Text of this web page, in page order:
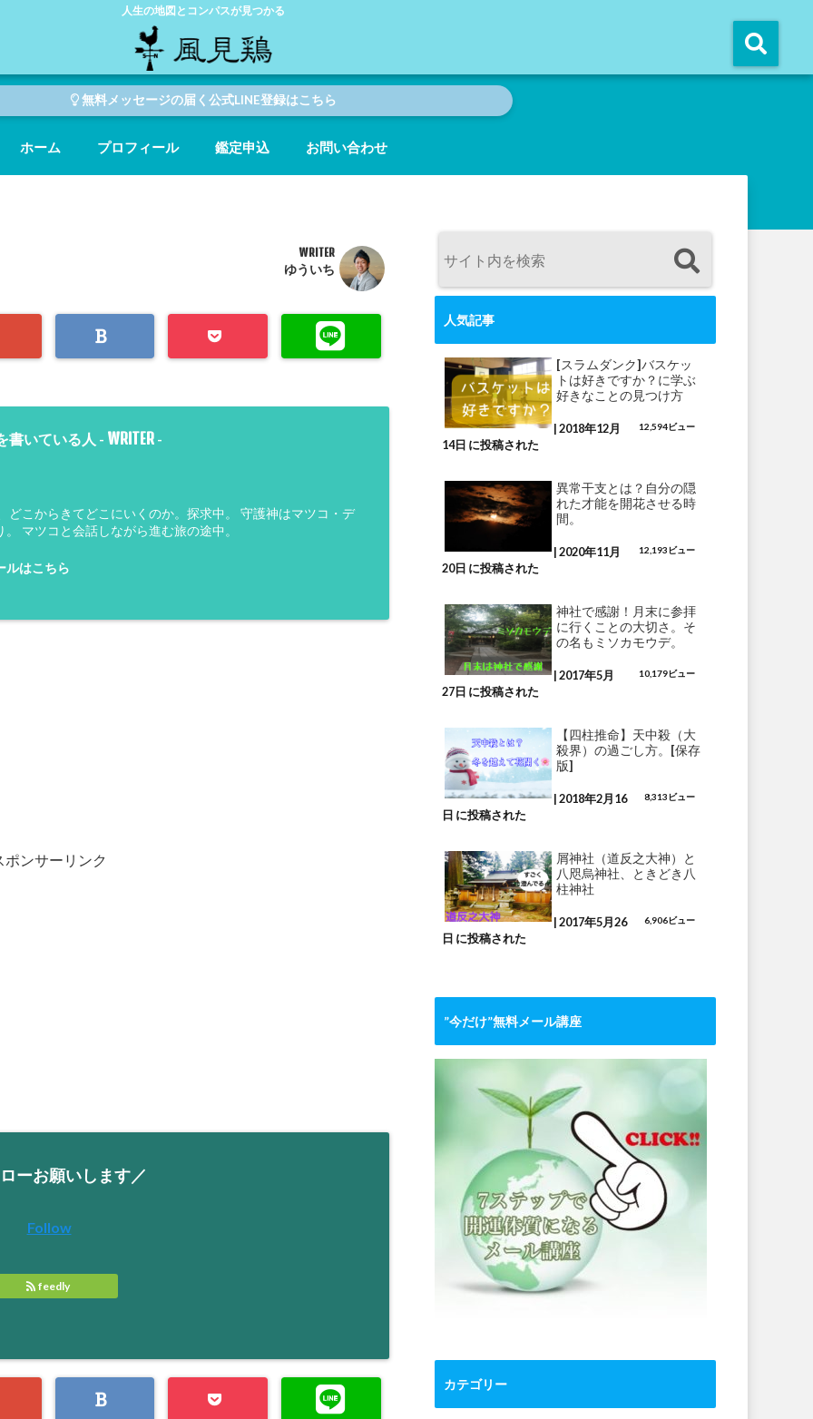
人生の地図とコンパスが見つかる
無料メッセージの届く公式LINE登録はこちら
ホーム プロフィール 鑑定申込 お問い合わせ
WRITER
ゆういち
書いている人 - WRITER-
どこからきてどこにいくのか。探求中。 守護神はマツコ・デ
マツコと会話しながら進む旅の途中。
ルはこちら
ポンサーリンク
ーお願いします／
Follow
feedly
人気記事
[スラムダンク]バスケッ
トは好きですか？に学ぶ
好きなことの見つけ方
12,594ビュー
|2018年12月
14日 に投稿された
異常干支とは？自分の隠
れた才能を開花させる時
間。
12,193ビュー
|2020年11月
20日 に投稿された
神社で感謝！月末に参拝
に行くことの大切さ。そ
の名もミソカモウデ。
10,179ビュー
|2017年5月
27日 に投稿された
【四柱推命】天中殺（大
殺界）の過ごし方。[保存
版]
8,313ビュー
|2018年2月16
日 に投稿された
屑神社（道反之大神）と
八咫烏神社、ときどき八
柱神社
6,906ビュー
|2017年5月26
日 に投稿された
”今だけ”無料メール講座
カテゴリー